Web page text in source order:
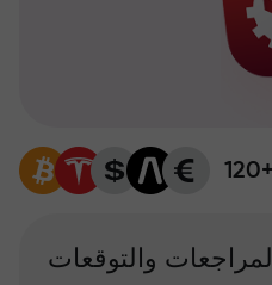
المراجعات والتوقعات